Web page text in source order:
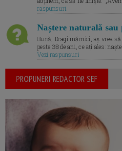
raspunsuri
Naștere naturală sau
Bună, Dragi mămici, aș vrea
peste 38 de ani, ce ați ales:
Vezi raspunsuri
PROPUNERI REDACTOR SEF